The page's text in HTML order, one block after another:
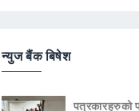
न्युज बैंक बिषेश
पत्रकारहरुको